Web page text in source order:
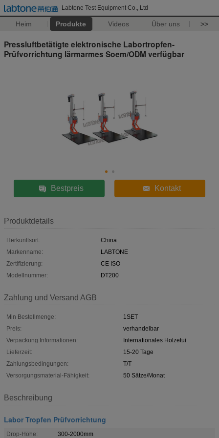
Labtone Test Equipment Co., Ltd
Heim Produkte Videos Über uns >>
Pressluftbetätigte elektronische Labortropfen-
Prüfvorrichtung lärmarmes Soem/ODM verfügbar
Bestpreis Kontakt
Produktdetails
Herkunftsort:
China
Markenname:
LABTONE
Zertifizierung:
CE ISO
Modellnummer:
DT200
Zahlung und Versand AGB
Min Bestellmenge:
1SET
Preis:
verhandelbar
Verpackung Informationen:
Internationales Holzetui
Lieferzeit:
15-20 Tage
Zahlungsbedingungen:
T/T
Versorgungsmaterial-Fähigkeit:
50 Sätze/Monat
Beschreibung
Labor Tropfen Prüfvorrichtung
Drop-Höhe:
300-2000mm